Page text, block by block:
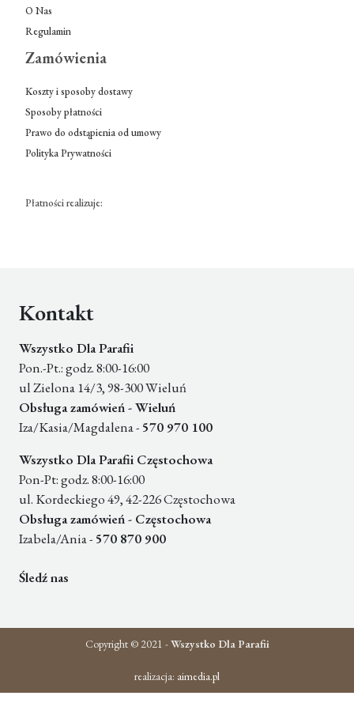
O Nas
Regulamin
Zamówienia
Koszty i sposoby dostawy
Sposoby płatności
Prawo do odstąpienia od umowy
Polityka Prywatności
Płatności realizuje:
Kontakt
Wszystko Dla Parafii
Pon.-Pt.: godz. 8:00-16:00
ul Zielona 14/3, 98-300 Wieluń
Obsługa zamówień - Wieluń
Iza/Kasia/Magdalena - 570 970 100
Wszystko Dla Parafii Częstochowa
Pon-Pt: godz. 8:00-16:00
ul. Kordeckiego 49, 42-226 Częstochowa
Obsługa zamówień - Częstochowa
Izabela/Ania - 570 870 900
Śledź nas
Copyright © 2021 -Wszystko Dla Parafii
realizacja: aimedia.pl